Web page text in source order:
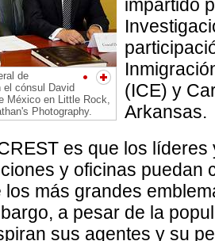
de
el cónsul David
México en Little Rock,
Photography.
impartido
(ICE) y
Arkansas.
es que los
y oficinas puedan
los más grandes
a pesar de la
sus agentes y su